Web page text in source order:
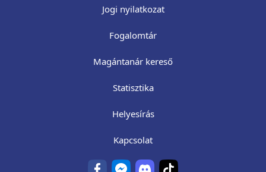
Jogi nyilatkozat
Fogalomtár
Magántanár kereső
Statisztika
Helyesírás
Kapcsolat